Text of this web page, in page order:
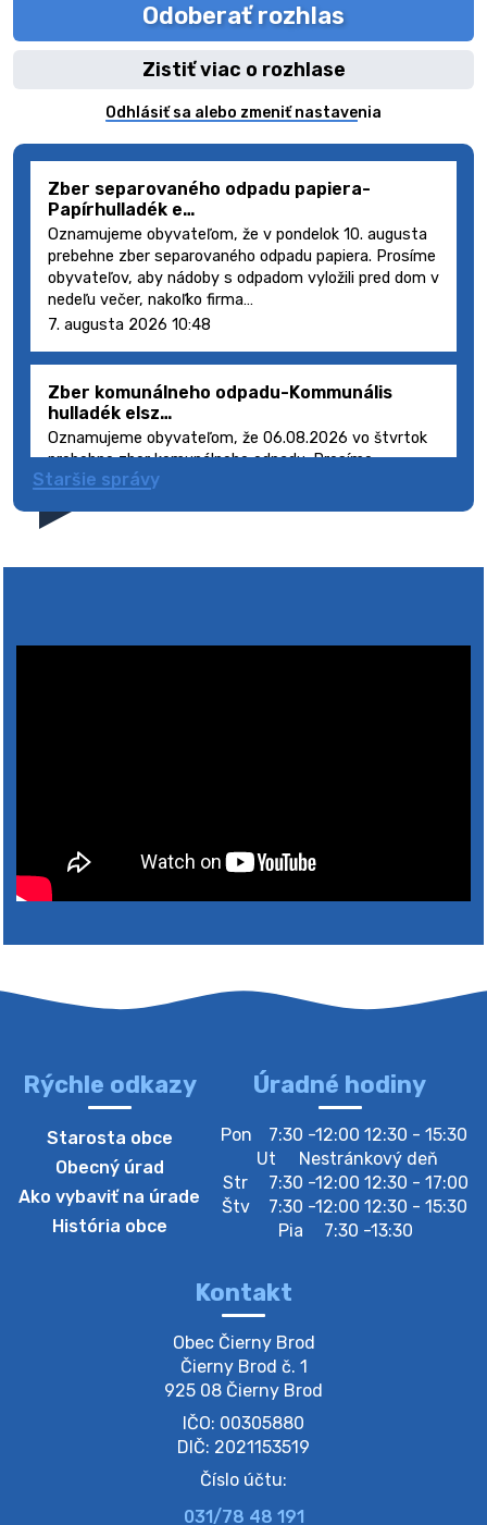
Odoberať rozhlas
Zistiť viac o rozhlase
Odhlásiť sa alebo zmeniť nastavenia
Zber separovaného odpadu papiera-
Papírhulladék e…
Oznamujeme obyvateľom, že v pondelok 10. augusta
prebehne zber separovaného odpadu papiera. Prosíme
obyvateľov, aby nádoby s odpadom vyložili pred dom v
nedeľu večer, nakoľko firma…
7. augusta 2026 10:48
Zber komunálneho odpadu-Kommunális
hulladék elsz…
Oznamujeme obyvateľom, že 06.08.2026 vo štvrtok
prebehne zber komunálneho odpadu. Prosíme
obyvateľov, aby smetné nádoby s odpadom vyložili
5. augusta 2026 08:41
4. augusta 2026 10:05
Zberný dvor-Gyűjtőudvar
Oznamujeme obyvateľom, že v stredu 05. augusta
bude zberný dvor zatvorený. Értesítjük a lakosokat,
hogy szerdán augusztus 05-én a gyűjtőudvar zárva
lesz https://ciernybrod.sk?p=214…
Zber separovaného odpadu plastu-
Szeparált műanya…
Oznamujeme obyvateľom, že v stredu 05. augusta
prebehne zber separovaného odpadu plastu. Prosíme
obyvateľov, aby vrecia s odpadom vyložili pred dom už
večer vopred, nakoľko firma F…
4. augusta 2026 09:51
Staršie správy
Rýchle odkazy
Starosta obce
Obecný úrad
Ako vybaviť na úrade
História obce
Úradné hodiny
Pon
7:30 -12:00 12:30 - 15:30
Ut
Nestránkový deň
Str
7:30 -12:00 12:30 - 17:00
Štv
7:30 -12:00 12:30 - 15:30
Pia
7:30 -13:30
Kontakt
Obec Čierny Brod
Čierny Brod č. 1
925 08 Čierny Brod
IČO: 00305880
DIČ: 2021153519
Číslo účtu:
031/78 48 191